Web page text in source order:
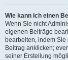
Wie kann ich einen
Wenn Sie nicht
eigenen Beiträge
bearbeiten, indem Sie
Beitrag anklicken;
seiner Erstellung